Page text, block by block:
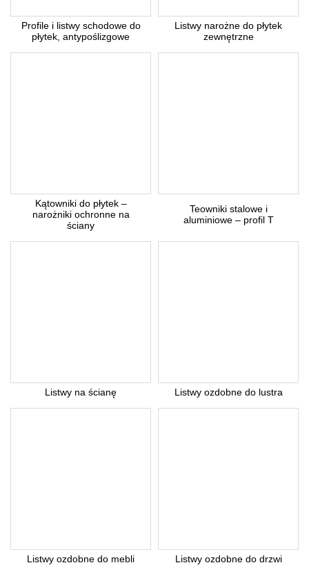
Profile i listwy schodowe do
płytek, antypoślizgowe
Listwy narożne do płytek
zewnętrzne
Kątowniki do płytek –
narożniki ochronne na
ściany
Teowniki stalowe i
aluminiowe – profil T
Listwy na ścianę Listwy ozdobne do lustra
Listwy ozdobne do mebli Listwy ozdobne do drzwi